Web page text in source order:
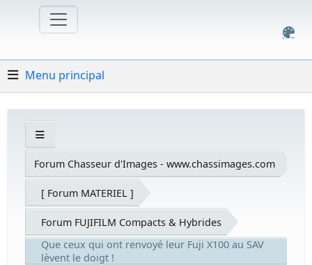
Menu principal
Forum Chasseur d'Images - www.chassimages.com
[ Forum MATERIEL ]
Forum FUJIFILM Compacts & Hybrides
Que ceux qui ont renvoyé leur Fuji X100 au SAV
lèvent le doigt !